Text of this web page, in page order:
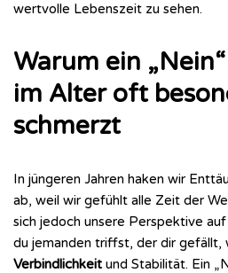
wertvolle Lebenszeit zu sehen.
Warum ein
im Alter oft
schmerzt
In jüngeren Jahren haken wir
ab, weil wir gefühlt alle Zeit der
sich jedoch unsere Perspektive
du jemanden triffst, der dir gefällt,
Verbindlichkeit und Stabilität. Ein